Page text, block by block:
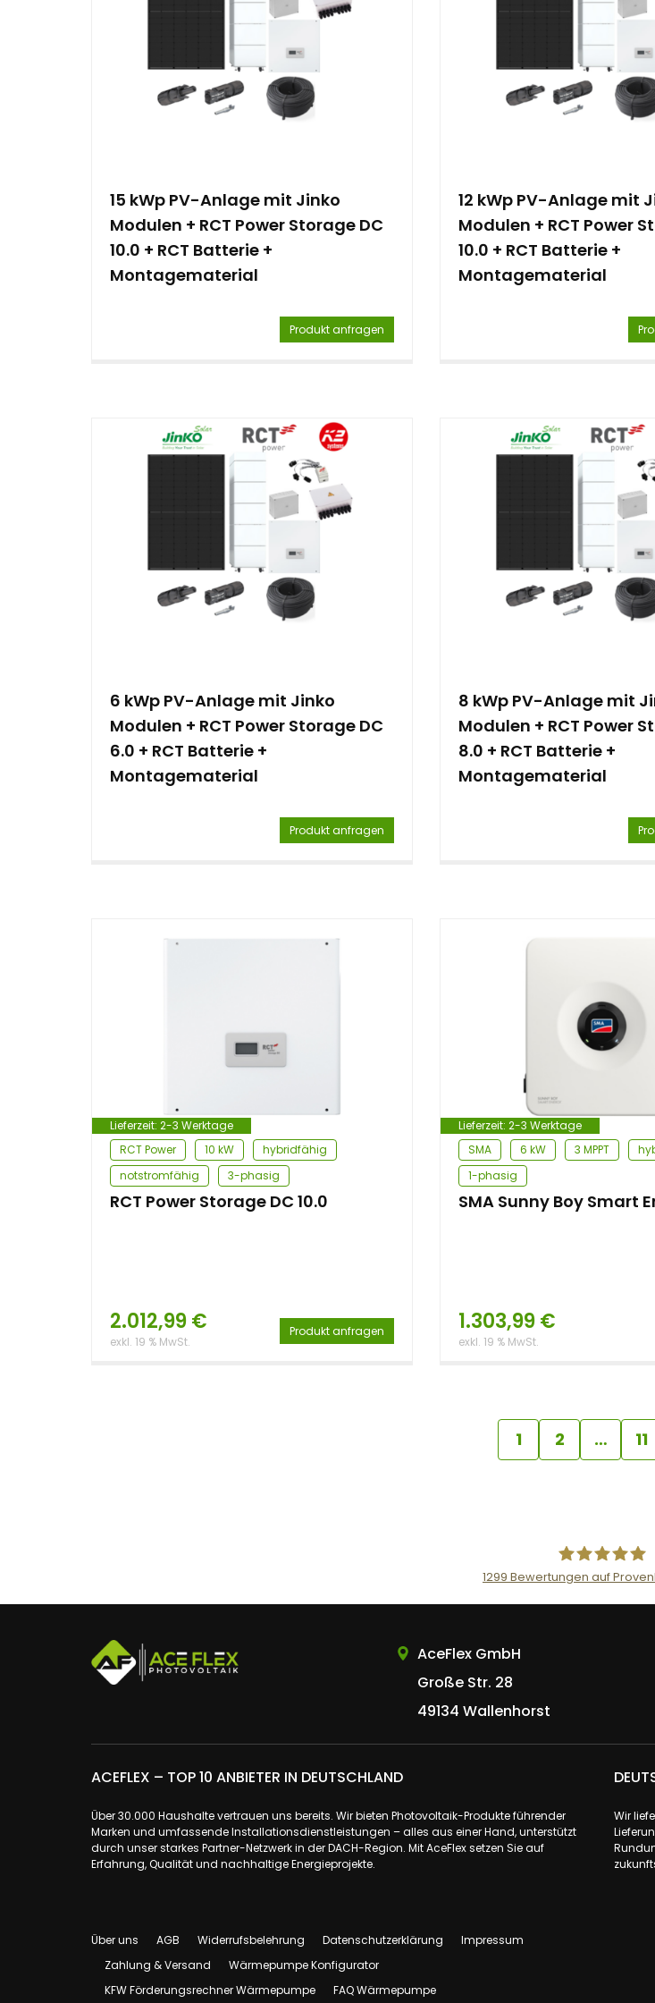
15 kWp PV-Anlage mit Jinko
Modulen + RCT Power Storage DC
10.0 + RCT Batterie +
Montagematerial
Produkt anfragen
12 kWp PV-Anlage mit
Modulen + RCT Power
10.0 + RCT Batterie +
Montagematerial
6 kWp PV-Anlage mit Jinko
Modulen + RCT Power Storage DC
6.0 + RCT Batterie +
Montagematerial
Produkt anfragen
8 kWp PV-Anlage mit
Modulen + RCT Power
8.0 + RCT Batterie +
Montagematerial
Lieferzeit: 2-3 Werktage
RCT Power
10 kW
hybridfähig
notstromfähig
3-phasig
RCT Power Storage DC 10.0
2.012,99€
exkl. 19 % MwSt.
Produkt anfragen
Lieferzeit: 2-3 Werktage
SMA
6 kW 3 MPPT
1-phasig
SMA Sunny Boy Smart
1.303,99€
exkl. 19 % MwSt.
1 2 … 11
AceFlex
1299 Bewertungen auf
AceFlex GmbH
Große Str. 28
49134 Wallenhorst
ACEFLEX – TOP 10 ANBIETER IN DEUTSCHLAND
Über 30.000 Haushalte vertrauen uns bereits. Wir bieten Photovoltaik-Produkte führender
Marken und umfassende Installationsdienstleistungen – alles aus einer Hand, unterstützt
durch unser starkes Partner-Netzwerk in der DACH-Region. Mit AceFlex setzen Sie auf
Erfahrung, Qualität und nachhaltige Energieprojekte.
Wir
Über uns AGB Widerrufsbelehrung Datenschutzerklärung
Impressum
Zahlung & Versand
Wärmepumpe Konfigurator
KFW Förderungsrechner Wärmepumpe
FAQ Wärmepumpe